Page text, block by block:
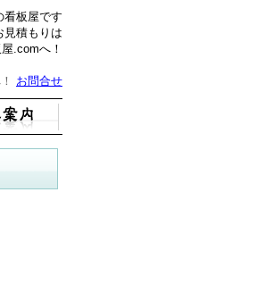
看板屋です
見積もりは
.comへ！
お問合せ